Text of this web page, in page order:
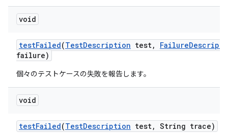
void
testFailed(TestDescription test, Failure
failure)
個々のテストケースの失敗を報告します。
void
testFailed(TestDescription test, String trace)